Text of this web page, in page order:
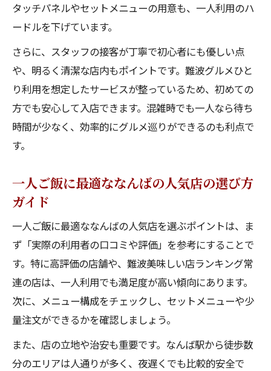
タッチパネルやセットメニューの用意も、一人利用のハ
ードルを下げています。
さらに、スタッフの接客が丁寧で初心者にも優しい点
や、明るく清潔な店内もポイントです。難波グルメひと
り利用を想定したサービスが整っているため、初めての
方でも安心して入店できます。混雑時でも一人なら待ち
時間が少なく、効率的にグルメ巡りができるのも利点で
す。
一人ご飯に最適ななんばの人気店の選び方
ガイド
一人ご飯に最適ななんばの人気店を選ぶポイントは、ま
ず「実際の利用者の口コミや評価」を参考にすることで
す。特に高評価の店舗や、難波美味しい店ランキング常
連の店は、一人利用でも満足度が高い傾向にあります。
次に、メニュー構成をチェックし、セットメニューや少
量注文ができるかを確認しましょう。
また、店の立地や治安も重要です。なんば駅から徒歩数
分のエリアは人通りが多く、夜遅くでも比較的安全で